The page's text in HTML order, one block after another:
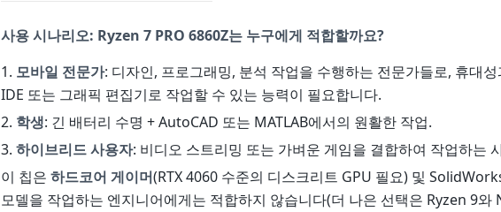
사용 시나리오: Ryzen 7 PRO 6860Z는 누구에게 적합할까요?
1. 모바일 전문가: 디자인, 프로그래밍, 분석 작업을 수행하는 전문가들로, 휴대
IDE 또는 그래픽 편집기로 작업할 수 있는 능력이 필요합니다.
2. 학생: 긴 배터리 수명 + AutoCAD 또는 MATLAB에서의 원활한 작업.
3. 하이브리드 사용자: 비디오 스트리밍 또는 가벼운 게임을 결합하여 작업하는
이 칩은 하드코어 게이머(RTX 4060 수준의 디스크리트 GPU 필요) 및
모델을 작업하는 엔지니어에게는 적합하지 않습니다(더 나은 선택은 Ryzen 9와